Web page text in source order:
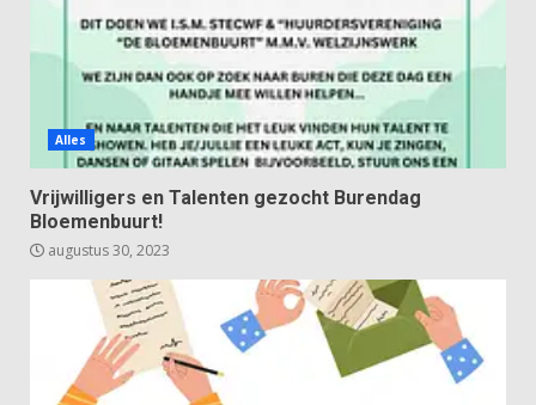
Alles
Vrijwilligers en Talenten gezocht Burendag
Bloemenbuurt!
augustus 30, 2023